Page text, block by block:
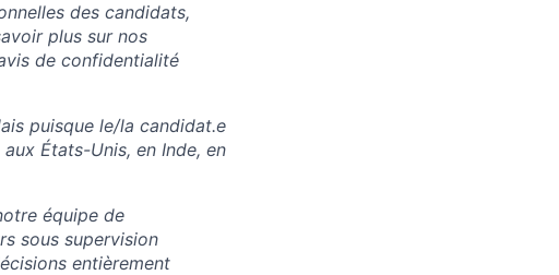
des candidats,
plus sur nos
de confidentialité
puisque le/la candidat.e
États-Unis, en Inde, en
équipe de
sous supervision
entièrement